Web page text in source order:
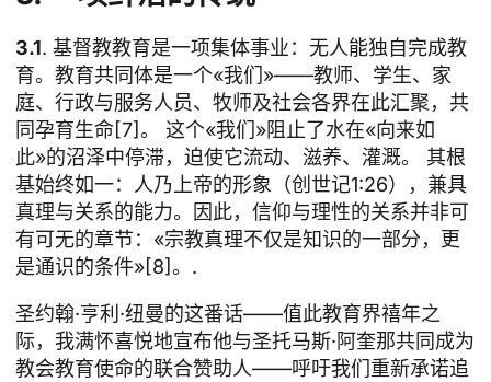
3.1. 基督教教育是一项集体事业：无人能独自完成教
育。教育共同体是一个«我们»——教师、学生、家
庭、行政与服务人员、牧师及社会各界在此汇聚，共
同孕育生命[7]。 这个«我们»阻止了水在«向来如
此»的沼泽中停滞，迫使它流动、滋养、灌溉。 其根
基始终如一：人乃上帝的形象（创世记1:26），兼具
真理与关系的能力。因此，信仰与理性的关系并非可
有可无的章节：«宗教真理不仅是知识的一部分，更
是通识的条件»[8]。.
圣约翰·亨利·纽曼的这番话——值此教育界禧年之
际，我满怀喜悦地宣布他与圣托马斯·阿奎那共同成为
教会教育使命的联合赞助人——呼吁我们重新承诺追